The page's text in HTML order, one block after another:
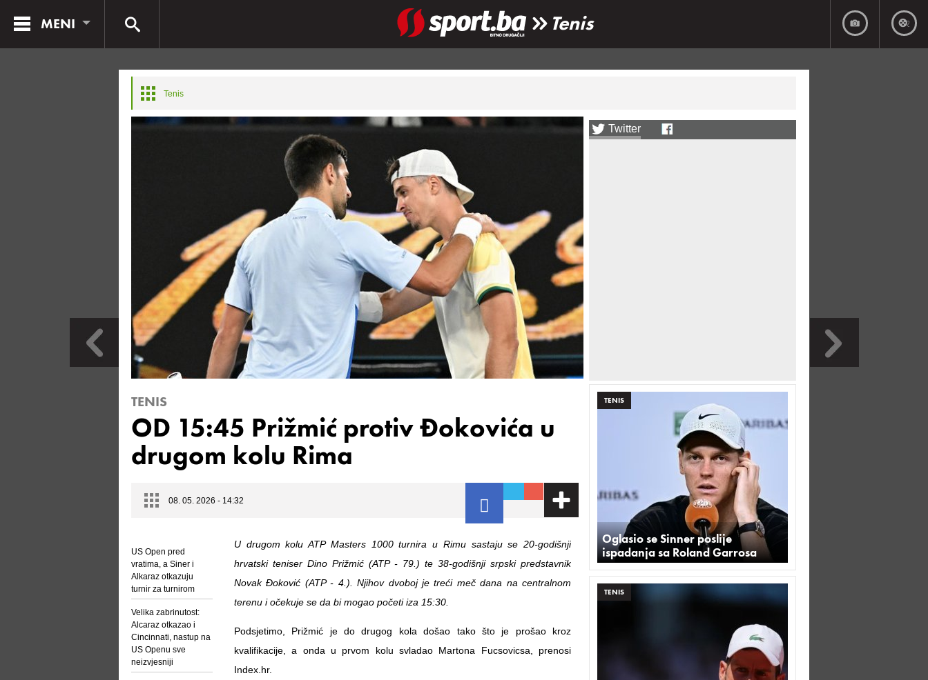
MENI Tenis
Tenis
TENIS
OD 15:45 Prižmić protiv Đokovića u
drugom kolu Rima
08. 05. 2026 - 14:32
US Open pred
vratima, a Siner i
Alkaraz otkazuju
turnir za turnirom
Velika zabrinutost:
Alcaraz otkazao i
Cincinnati, nastup na
US Openu sve
neizvjesniji
U drugom kolu ATP Masters 1000 turnira u Rimu sastaju se 20-godišnji
hrvatski teniser Dino Prižmić (ATP - 79.) te 38-godišnji srpski predstavnik
Novak Đoković (ATP - 4.). Njihov dvoboj je treći meč dana na centralnom
terenu i očekuje se da bi mogao početi iza 15:30.
Podsjetimo, Prižmić je do drugog kola došao tako što je prošao kroz
kvalifikacije, a onda u prvom kolu svladao Martona Fucsovicsa, prenosi
Index.hr.
Twitter
TENIS
Oglasio se Sinner poslije
ispadanja sa Roland Garrosa
TENIS